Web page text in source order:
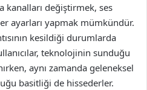
kanalları değiştirmek, ses
ayarları yapmak mümkündür.
kesildiği durumlarda
teknolojinin sunduğu
aynı zamanda geleneksel
basitliği de hissederler.